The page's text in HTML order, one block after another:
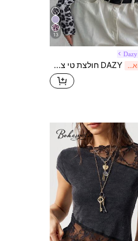
13
Dazy
היום האחרון DAZY חולצת טי צמודה עם צווארון עגול וארוך שרוולים, הדפס נמר לנשים לאביב וקיץ, בגדי סתיו